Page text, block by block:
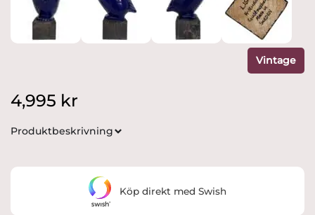
Vintage
4,995 kr
Produktbeskrivning
Köp direkt med Swish